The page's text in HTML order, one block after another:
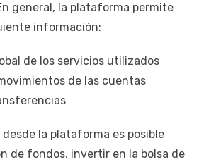
general, la plataforma permite
información:
de los servicios utilizados
de las cuentas
la plataforma es posible
de fondos, invertir en la bolsa de